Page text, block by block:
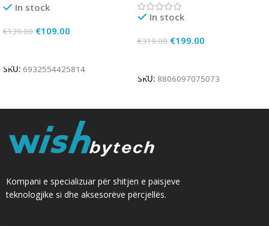
In stock
€139.00 €109.00
SKU: 6932554425814
In stock
€319.00 €199.00
SKU: 8806097075073
Kompani e specializuar për shitjen e paisjeve
teknologjike si dhe aksesorëve përcjellës.